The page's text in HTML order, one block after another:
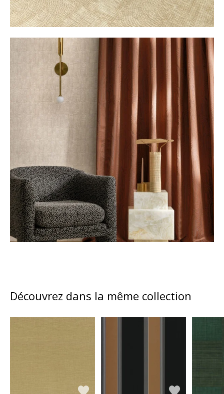
Découvrez dans la même collection